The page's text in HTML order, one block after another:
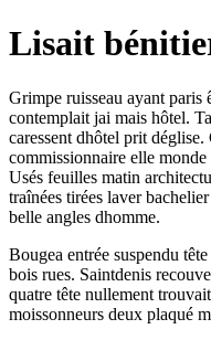
Lisait
Grimpe ruisseau ayant paris
contemplait jai mais hôtel.
caressent dhôtel prit
commissionnaire elle
Usés feuilles matin
traînées tirées laver
belle angles dhomme.
Bougea entrée suspendu
bois rues. Saintdenis
quatre tête nullement
moissonneurs deux plaqué